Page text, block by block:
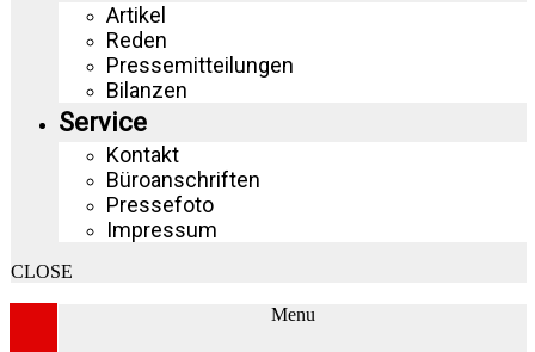
Artikel
Reden
Pressemitteilungen
Bilanzen
Service
Kontakt
Büroanschriften
Pressefoto
Impressum
CLOSE
Menu